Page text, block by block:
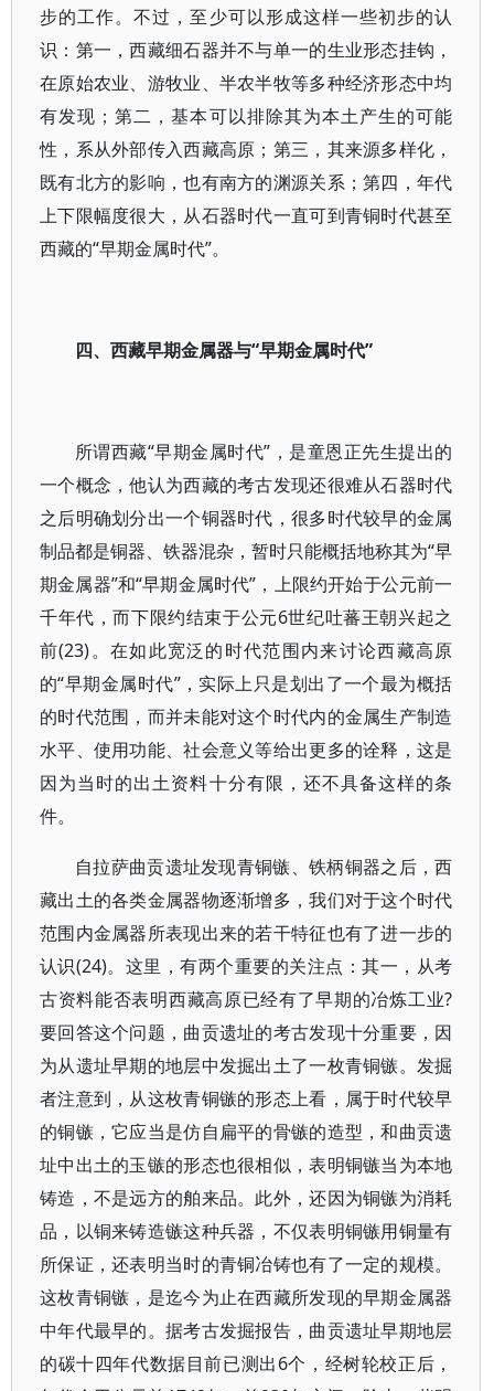
步的工作。不过，至少可以形成这样一些初步的认
识：第一，西藏细石器并不与单一的生业形态挂钩，
在原始农业、游牧业、半农半牧等多种经济形态中均
有发现；第二，基本可以排除其为本土产生的可能
性，系从外部传入西藏高原；第三，其来源多样化，
既有北方的影响，也有南方的渊源关系；第四，年代
上下限幅度很大，从石器时代一直可到青铜时代甚至
西藏的“早期金属时代”。
四、西藏早期金属器与“早期金属时代”
所谓西藏“早期金属时代”，是童恩正先生提出的
一个概念，他认为西藏的考古发现还很难从石器时代
之后明确划分出一个铜器时代，很多时代较早的金属
制品都是铜器、铁器混杂，暂时只能概括地称其为“早
期金属器”和“早期金属时代”，上限约开始于公元前一
千年代，而下限约结束于公元6世纪吐蕃王朝兴起之
前(23)。在如此宽泛的时代范围内来讨论西藏高原
的“早期金属时代”，实际上只是划出了一个最为概括
的时代范围，而并未能对这个时代内的金属生产制造
水平、使用功能、社会意义等给出更多的诠释，这是
因为当时的出土资料十分有限，还不具备这样的条
件。
自拉萨曲贡遗址发现青铜镞、铁柄铜器之后，西
藏出土的各类金属器物逐渐增多，我们对于这个时代
范围内金属器所表现出来的若干特征也有了进一步的
认识(24)。这里，有两个重要的关注点：其一，从考
古资料能否表明西藏高原已经有了早期的冶炼工业?
要回答这个问题，曲贡遗址的考古发现十分重要，因
为从遗址早期的地层中发掘出土了一枚青铜镞。发掘
者注意到，从这枚青铜镞的形态上看，属于时代较早
的铜镞，它应当是仿自扁平的骨镞的造型，和曲贡遗
址中出土的玉镞的形态也很相似，表明铜镞当为本地
铸造，不是远方的舶来品。此外，还因为铜镞为消耗
品，以铜来铸造镞这种兵器，不仅表明铜镞用铜量有
所保证，还表明当时的青铜冶铸也有了一定的规模。
这枚青铜镞，是迄今为止在西藏所发现的早期金属器
中年代最早的。据考古发掘报告，曲贡遗址早期地层
的碳十四年代数据目前已测出6个，经树轮校正后，